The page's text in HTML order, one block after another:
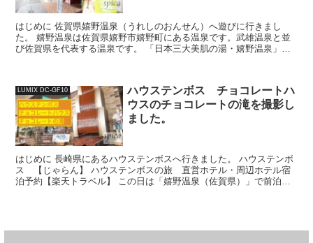
はじめに 佐賀県嬉野温泉（うれしのおんせん）へ遊びに行きまし
た。 嬉野温泉は佐賀県嬉野市嬉野町にある温泉です。武雄温泉と並
び佐賀県を代表する温泉です。 「日本三大美肌の湯・嬉野温泉」で
LUMIX DC-GF10
ハウステンボス チョコレートハ
ウスのチョコレートの滝を撮影し
ました。
はじめに 長崎県にあるハウステンボスへ行きました。 ハウステンボ
ス 【じゃらん】 ハウステンボスの旅 直営ホテル・周辺ホテル宿
泊予約【楽天トラベル】 この日は「嬉野温泉（佐賀県）」で前泊し